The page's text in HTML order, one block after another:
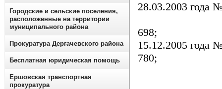
15.12.2005 года
Городские и сельские поселения,
расположенные на территории
муниципального района
Прокуратура Дергачевского района
Бесплатная юридическая помощь
Ершовская транспортная
прокуратура